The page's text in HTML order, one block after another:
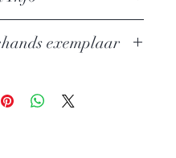
Abadie, Willy van den
exemplaar